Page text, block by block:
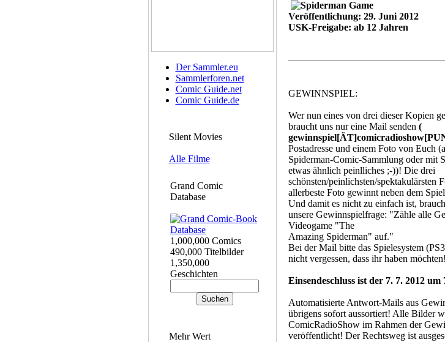
Der Sammler.eu
Sammlerforen.net
Comic Guide.net
Comic Guide.de
Silent Movies
Alle Filme
Grand Comic
Database
1,000,000 Comics
490,000 Titelbilder
1,350,000
Geschichten
Mehr Wert
Veröffentlichung: 29. Juni 2012
USK-Freigabe: ab 12 Jahren
GEWINNSPIEL:
Wer nun eines von drei dieser Kopien
braucht uns nur eine Mail senden (
Postadresse und einem Foto von Euch
Spiderman-Comic-Sammlung oder mit
etwas ähnlich peinlliches ;-))! Die drei
schönsten/peinlichsten/spektakulärsten
allerbeste Foto gewinnt neben dem
Und damit es nicht zu einfach ist,
unsere Gewinnspielfrage: "Zähle alle
Videogame "The
Amazing Spiderman" auf."
Bei der Mail bitte das Spielesystem
nicht vergessen, dass ihr haben möchten!
Einsendeschluss ist der 7. 7. 2012
Automatisierte Antwort-Mails aus
übrigens sofort aussortiert! Alle Bilder
ComicRadioShow im Rahmen der
veröffentlicht! Der Rechtsweg ist